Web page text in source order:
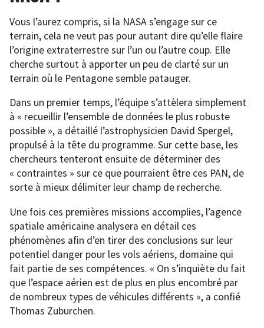
Vous l’aurez compris, si la NASA s’engage sur ce
terrain, cela ne veut pas pour autant dire qu’elle flaire
l’origine extraterrestre sur l’un ou l’autre coup. Elle
cherche surtout à apporter un peu de clarté sur un
terrain où le Pentagone semble patauger.
Dans un premier temps, l’équipe s’attèlera simplement
à « recueillir l’ensemble de données le plus robuste
possible », a détaillé l’astrophysicien David Spergel,
propulsé à la tête du programme. Sur cette base, les
chercheurs tenteront ensuite de déterminer des
« contraintes » sur ce que pourraient être ces PAN, de
sorte à mieux délimiter leur champ de recherche.
Une fois ces premières missions accomplies, l’agence
spatiale américaine analysera en détail ces
phénomènes afin d’en tirer des conclusions sur leur
potentiel danger pour les vols aériens, domaine qui
fait partie de ses compétences. « On s’inquiète du fait
que l’espace aérien est de plus en plus encombré par
de nombreux types de véhicules différents », a confié
Thomas Zuburchen.